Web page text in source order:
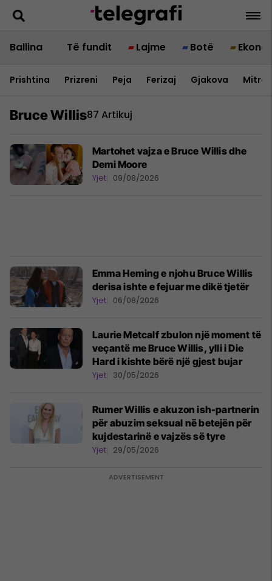
Ballina Të fundit Lajme Botë
Prishtina Prizreni Peja Ferizaj Gjakova
Bruce Willis87 Artikuj
Martohet vajza e Bruce Willis dhe
Demi Moore
Yjet 09/08/2026
Emma Heming e njohu Bruce Willis
derisa ishte e fejuar me dikë tjetër
Yjet 06/08/2026
Laurie Metcalf zbulon një moment të
veçantë me Bruce Willis, ylli i Die
Hard i kishte bërë një gjest bujar
Yjet 30/05/2026
Rumer Willis e akuzon ish-partnerin
për abuzim seksual në betejën për
kujdestarinë e vajzës së tyre
Yjet 29/05/2026